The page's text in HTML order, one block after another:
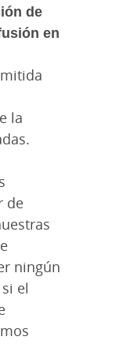
de
en
la
de
ningún
el